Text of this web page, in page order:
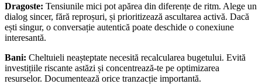
Dragoste: Tensiunile mici pot apărea din diferențe de ritm. Alege un
dialog sincer, fără reproșuri, și prioritizează ascultarea activă. Dacă
ești singur, o conversație autentică poate deschide o conexiune
interesantă.
Bani: Cheltuieli neașteptate necesită recalcularea bugetului. Evită
investițiile riscante astăzi și concentrează-te pe optimizarea
resurselor. Documentează orice tranzacție importantă.